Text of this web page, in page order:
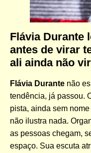
Flávia Durante
antes de virar
ali ainda não
Flávia Durante não
tendência, já passou.
pista, ainda sem
não ilustra nada.
as pessoas chegam,
espaço. Sua escuta